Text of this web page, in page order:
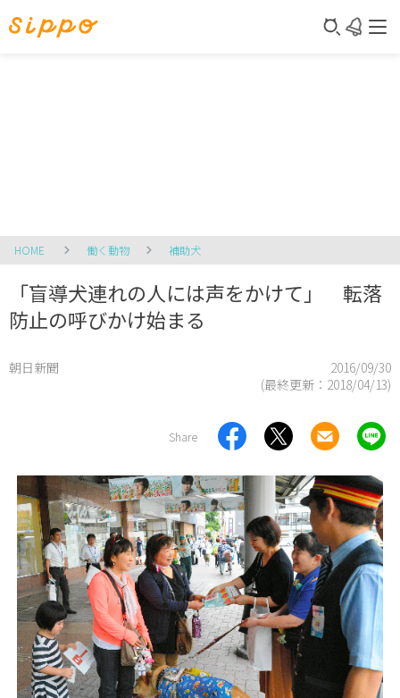
HOME 働く動物 補助犬
「盲導犬連れの人には声をかけて」 転落
防止の呼びかけ始まる
朝日新聞
2016/09/30
(最終更新： 2018/04/13)
Share